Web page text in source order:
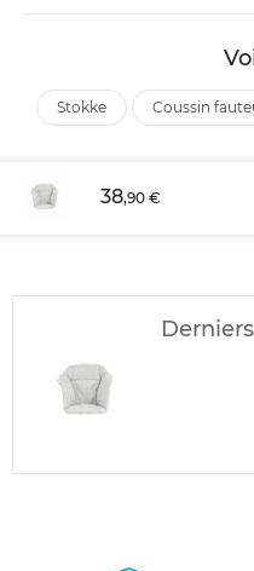
stokke coussin
38,90 €